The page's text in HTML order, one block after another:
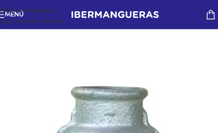
Skip to navigation
Skip to main content
MENÚ